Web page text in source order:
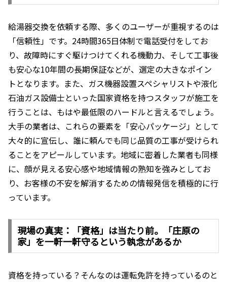
給湯器交換を依頼する際、多くのユーザーが重視するのは
「信頼性」です。24時間365日体制で電話受付をしてお
り、故障時にすぐ駆けつけてくれる機動力、そして工事後
も安心な10年間の長期保証などが、選定の大きなポイン
トとなります。また、ガス機器設置スペシャリストや液化
石油ガス設備士といった国家資格を持つスタッフが施工を
行うことは、もはや最低限のハードルと言えるでしょう。
大手の業者は、これらの要素を「安心パッケージ」として
大々的に宣伝し、誰に頼んでも同じ品質の工事が受けられ
ることをアピールしています。地域に密着した業者も同様
に、顔が見える安心感や地域情報の熟知を強みとしてお
り、お客様の不安を解消するための情報発信を積極的に行
っています。
現場の真実：「資格」は当たり前。「庄原の
家」を一軒一軒守るという執念があるか
資格を持っている？そんなのは運転免許を持っているのと